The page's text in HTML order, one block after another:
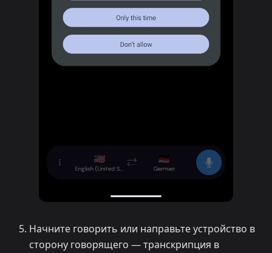
Начните говорить или направьте устройство в
сторону говорящего — транскрипция в